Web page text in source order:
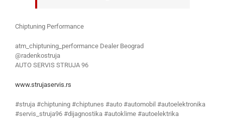
Chiptuning Performance
atm_chiptuning_performance Dealer Beograd
@radenkostruja
AUTO SERVIS STRUJA 96
www.strujaservis.rs
#struja #chiptuning #chiptunes #auto #automobil #autoelektronika
#servis_struja96 #dijagnostika #autoklime #autoelektrika